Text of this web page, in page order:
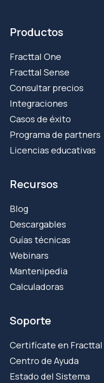
Productos
Fracttal One
Fracttal Sense
Consultar precios
Integraciones
Casos de éxito
Programa de partners
Licencias educativas
Recursos
Blog
Descargables
Guías técnicas
Webinars
Mantenipedia
Calculadoras
Soporte
Certifícate en Fracttal
Centro de Ayuda
Estado del Sistema